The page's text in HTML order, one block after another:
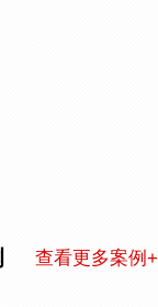
查看更多案例+